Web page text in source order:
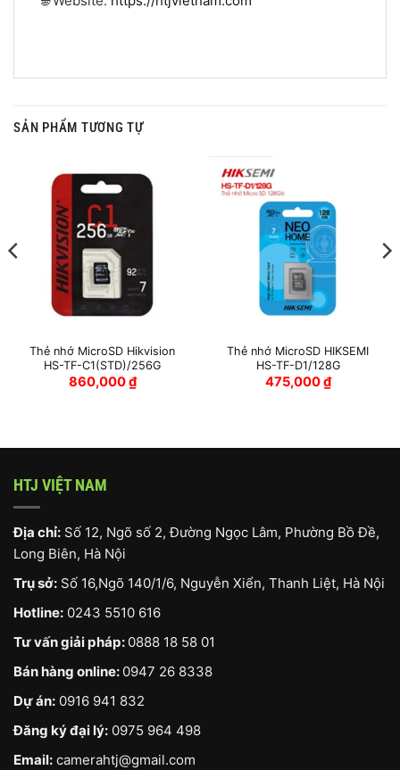
SẢN PHẨM TƯƠNG TỰ
Thẻ nhớ MicroSD Hikvision
HS-TF-C1(STD)/256G
860,000₫
Thẻ nhớ MicroSD HIKSEMI
HS-TF-D1/128G
475,000₫
HTJ VIỆT NAM
Địa chỉ: Số 12, Ngõ số 2, Đường Ngọc Lâm, Phường Bồ Đề,
Long Biên, Hà Nội
Trụ sở: Số 16,Ngõ 140/1/6, Nguyễn Xiển, Thanh Liệt, Hà Nội
Hotline: 0243 5510 616
Tư vấn giải pháp: 0888 18 58 01
Bán hàng online: 0947 26 8338
Dự án: 0916 941 832
Đăng ký đại lý: 0975 964 498
Email: camerahtj@gmail.com